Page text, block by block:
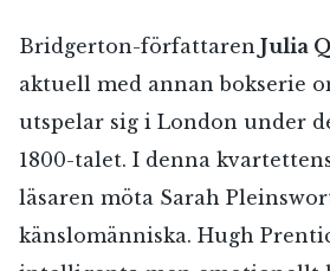
Bridgerton-författaren Julia
aktuell med annan bokserie
utspelar sig i London under
1800-talet. I denna
läsaren möta Sarah
känslomänniska. Hugh